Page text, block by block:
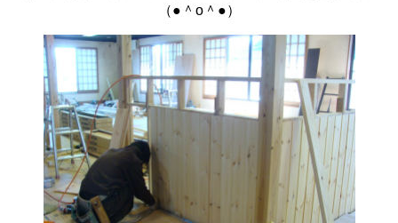
（●＾o＾●）